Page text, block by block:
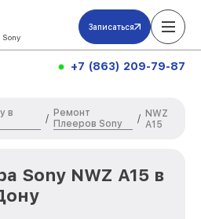
Записаться
+7 (863) 209-79-87
в
/
Ремонт
Плееров Sony
/ NWZ
A15
Sony NWZ A15 в